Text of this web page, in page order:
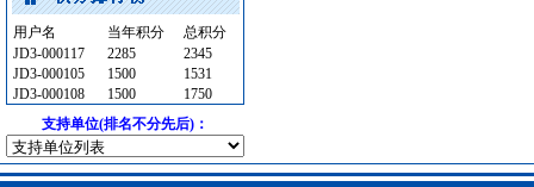
油漆涂料
[采购中]
强弱电设施 [采购中]
铝合金门窗 [采购中]
变配电 [采购中]
镀锌钢管 [采购中]
用户名 当年积分
总积分
JD3-000117
2285
2345
JD3-000105
1500
1531
JD3-000108
1500
1750
支持单位(排名不分先后)：